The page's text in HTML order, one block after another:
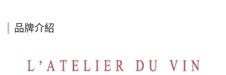
品牌介紹